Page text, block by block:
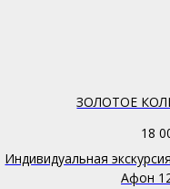
ЗОЛОТОЕ
18
Индивидуальная
Афон